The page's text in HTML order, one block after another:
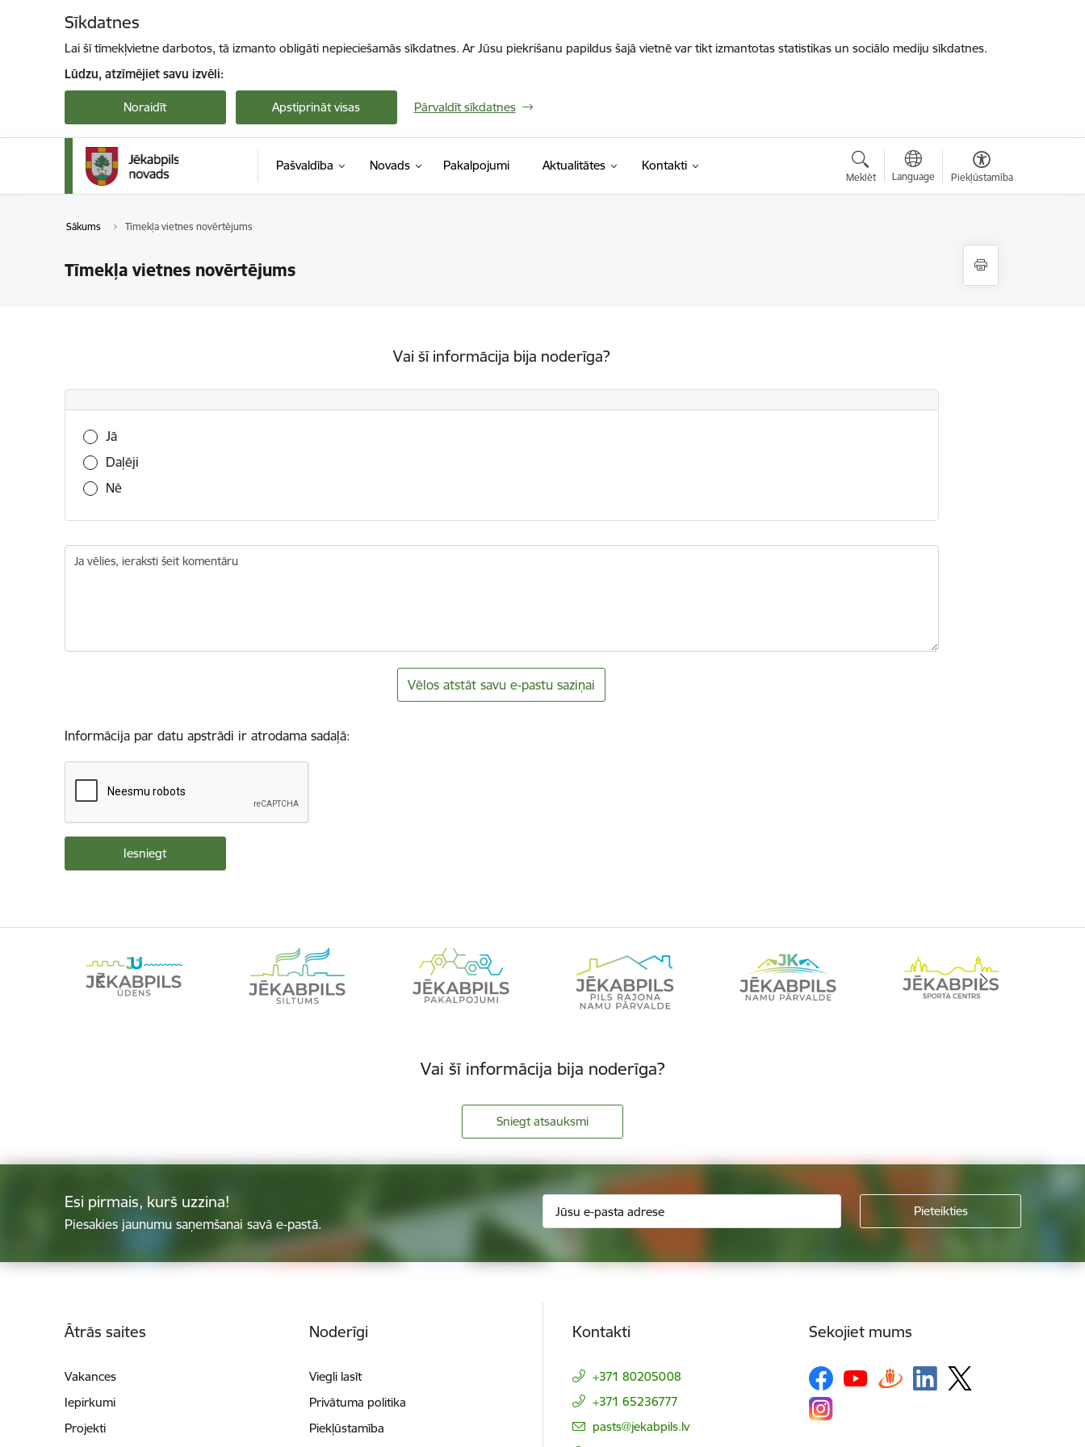
Sīkdatnes
Lai šī tīmekļvietne darbotos, tā izmanto obligāti nepieciešamās sīkdatnes. Ar Jūsu piekrišanu papildus šajā vietnē var tikt izmantotas statistikas un sociālo mediju sīkdatnes.
Lūdzu, atzīmējiet savu izvēli:
Noraidīt Apstiprināt visas Pārvaldīt sīkdatnes
Pašvaldība Novads Pakalpojumi Aktualitātes Kontakti
Meklēt Language Piekļūstamība
Sākums Tīmekļa vietnes novērtējums
Tīmekļa vietnes novērtējums
Vai šī informācija bija noderīga?
Vai šī informācija bija noderīga?
Jā
Daļēji
Nē
Ja vēlies, ieraksti šeit komentāru
Vēlos atstāt savu e-pastu saziņai
Informācija par datu apstrādi ir atrodama sadaļā:
Vai šī informācija bija noderīga?
Sniegt atsauksmi
Esi pirmais, kurš uzzina!
Piesakies jaunumu saņemšanai savā e-pastā.
Ātrās saites
Vakances
Iepirkumi
Projekti
Noderīgi
Viegli lasīt
Privātuma politika
Piekļūstamība
Kontakti
+371 80205008
+371 65236777
E-pasts:
pasts@jekabpils.lv
Sekojiet mums